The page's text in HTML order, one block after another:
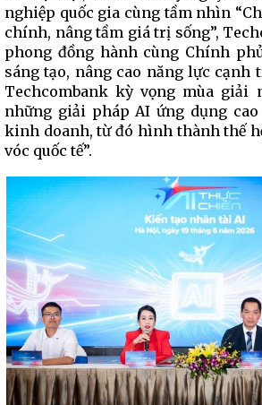
nghiệp quốc gia cùng tầm nhìn
chính, nâng tầm giá trị sống”,
phong đồng hành cùng Chính
sáng tạo, nâng cao năng lực cạnh
Techcombank kỳ vọng mùa giải
những giải pháp AI ứng dụng
kinh doanh, từ đó hình thành thế
vóc quốc tế”.